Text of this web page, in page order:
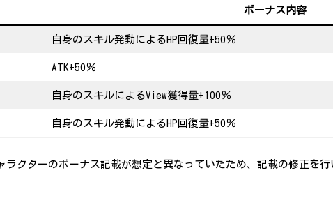
ボーナス内容
自身のスキル発動によるHP回復量+50％
ATK+50％
自身のスキルによるView獲得量+100％
自身のスキル発動によるHP回復量+50％
ラクターのボーナス記載が想定と異なっていたため、記載の修正を行